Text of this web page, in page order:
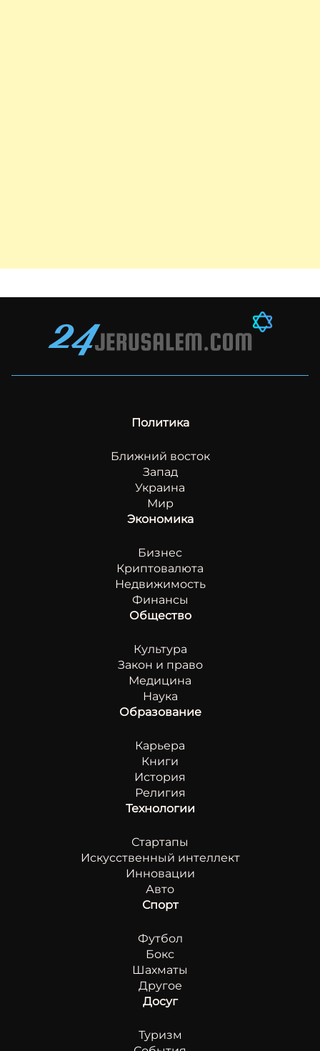
Политика
Ближний восток
Запад
Украина
Мир
Экономика
Бизнес
Криптовалюта
Недвижимость
Финансы
Общество
Культура
Закон и право
Медицина
Наука
Образование
Карьера
Книги
История
Религия
Технологии
Стартапы
Искусственный интеллект
Инновации
Авто
Спорт
Футбол
Бокс
Шахматы
Другое
Досуг
Туризм